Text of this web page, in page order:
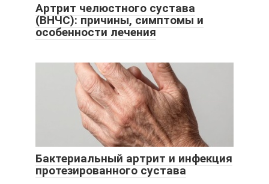
Артрит челюстного сустава
(ВНЧС): причины, симптомы и
особенности лечения
Бактериальный артрит и инфекция
протезированного сустава